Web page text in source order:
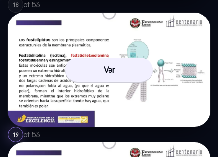
18 of 53
Ver
19 of 53